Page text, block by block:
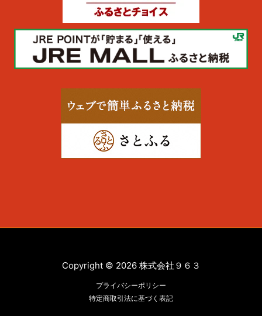
Copyright © 2026 株式会社９６３
プライバシーポリシー
特定商取引法に基づく表記